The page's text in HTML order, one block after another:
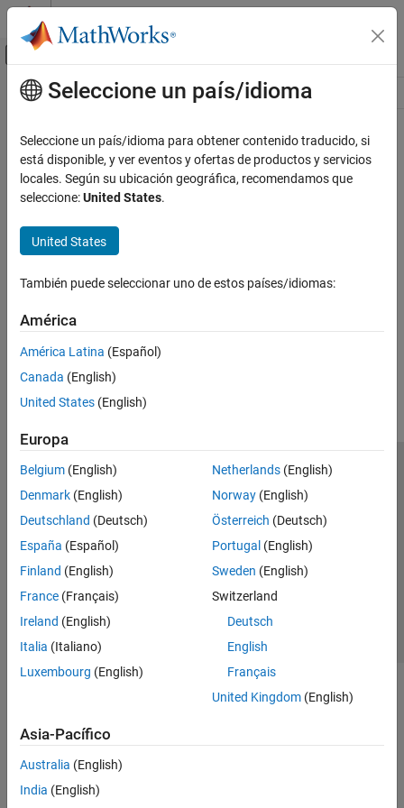
Saltar al contenido
Mostrar/ocultar menú de navegación
Recurso
Contenido principal
Seleccione un país/idioma
Seleccione un país/idioma para obtener contenido traducido, si
está disponible, y ver eventos y ofertas de productos y servicios
locales. Según su ubicación geográfica, recomendamos que
seleccione:United States.
United States
También puede seleccionar uno de estos países/idiomas:
América
América Latina (Español)
Canada (English)
United States (English)
Europa
Belgium (English)
Denmark (English)
Deutschland (Deutsch)
España (Español)
Finland (English)
France (Français)
Ireland (English)
Italia (Italiano)
Luxembourg (English)
Netherlands(English)
Norway(English)
Österreich (Deutsch)
Portugal (English)
Sweden (English)
Switzerland
Deutsch
English
Français
United Kingdom(English)
Asia-Pacífico
Australia (English)
India (English)
Centro de confianza
Marcas comerciales
Política de privacidad
Antipiratería
Estado de las aplicaciones
Información de contacto
© 1994-2026 The MathWorks, Inc.
Seleccione un país/